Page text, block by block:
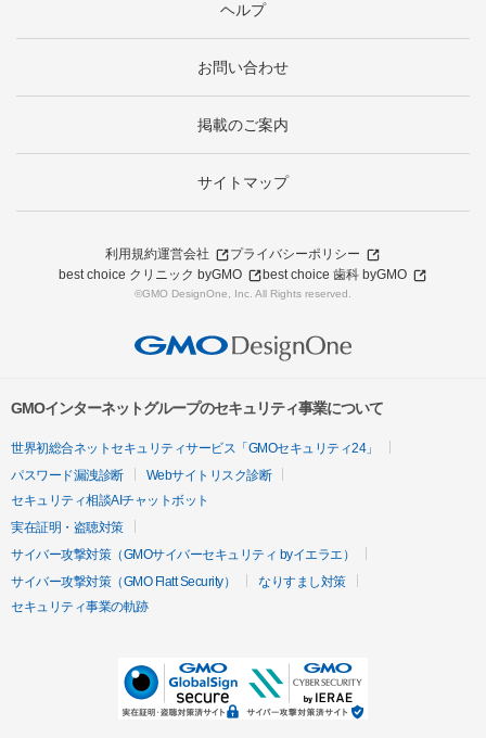
ヘルプ
お問い合わせ
掲載のご案内
サイトマップ
利用規約運営会社
プライバシーポリシー
best choice クリニック byGMO
best choice 歯科 byGMO
©GMO DesignOne, Inc. All Rights reserved.
GMOインターネットグループのセキュリティ事業について
世界初総合ネットセキュリティサービス「GMOセキュリティ24」
パスワード漏洩診断
Webサイトリスク診断
セキュリティ相談AIチャットボット
実在証明・盗聴対策
サイバー攻撃対策（GMOサイバーセキュリティ byイエラエ）
サイバー攻撃対策（GMO Flatt Security）
なりすまし対策
セキュリティ事業の軌跡